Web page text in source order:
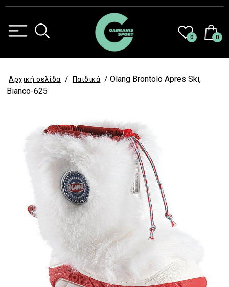
0 0
Αρχική σελίδα / Παιδικά / Olang Brontolo Apres Ski,
Bianco-625